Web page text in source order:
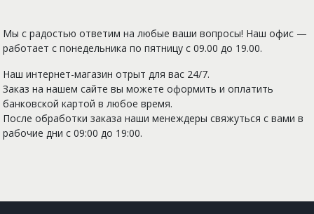
Мы с радостью ответим на любые ваши вопросы! Наш офис —
работает с понедельника по пятницу с 09.00 до 19.00.
Наш интернет-магазин отрыт для вас 24/7.
Заказ на нашем сайте вы можете оформить и оплатить
банковской картой в любое время.
После обработки заказа наши менеждеры свяжуться с вами в
рабочие дни с 09:00 до 19:00.